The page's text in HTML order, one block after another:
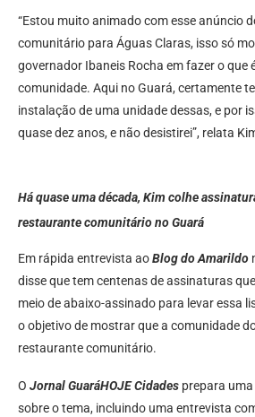
“Estou muito animado com esse anúncio
comunitário para Águas Claras, isso só
governador Ibaneis Rocha em fazer o que
comunidade. Aqui no Guará, certamente
instalação de uma unidade dessas, e por
quase dez anos, e não desistirei”, relata
Há quase uma década, Kim colhe
restaurante comunitário no Guará
Em rápida entrevista aoBlog do Amarildo
disse que tem centenas de assinaturas
meio de abaixo-assinado para levar essa
o objetivo de mostrar que a comunidade
restaurante comunitário.
O Jornal GuaráHOJE Cidades prepara
sobre o tema, incluindo uma entrevista